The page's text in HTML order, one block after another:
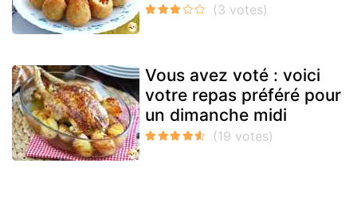
Vous avez voté : voici
votre repas préféré pour
un dimanche midi